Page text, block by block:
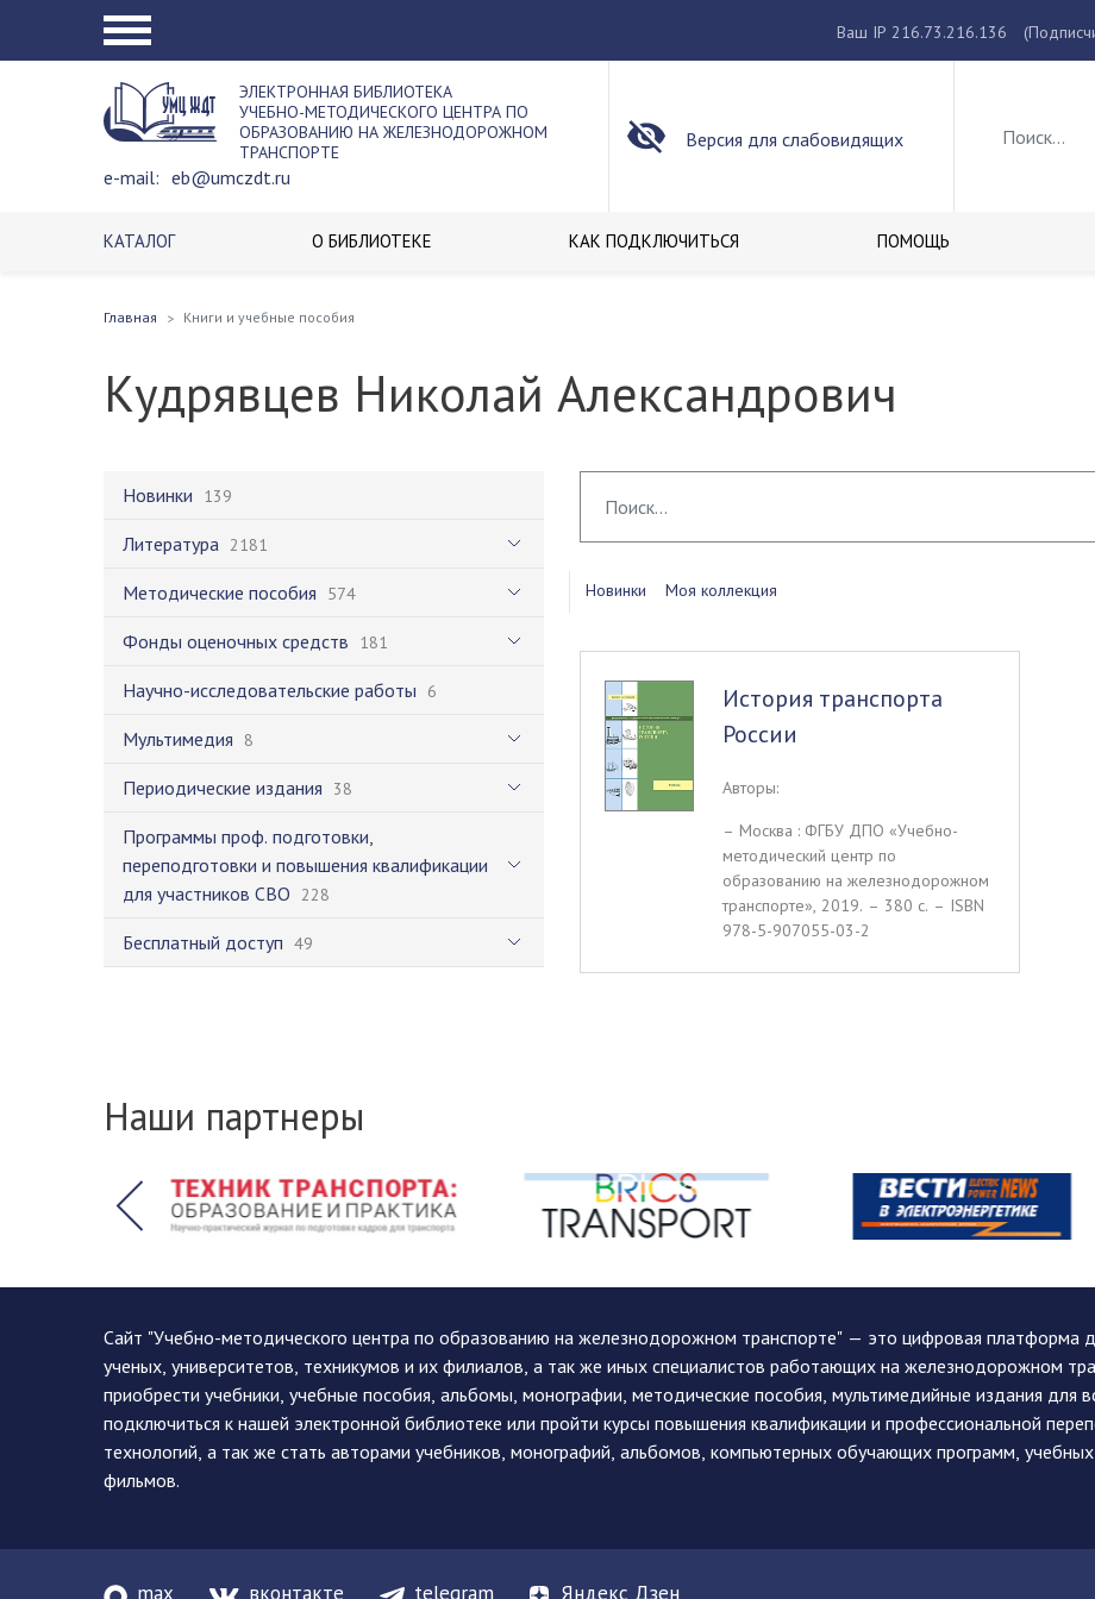
Ваш IP 216.73.216.136
ЭЛЕКТРОННАЯ БИБЛИОТЕКА
УЧЕБНО-МЕТОДИЧЕСКОГО ЦЕНТРА ПО
ОБРАЗОВАНИЮ НА ЖЕЛЕЗНОДОРОЖНОМ
ТРАНСПОРТЕ
e-mail: eb@umczdt.ru
Версия для слабовидящих
КАТАЛОГ О БИБЛИОТЕКЕ КАК ПОДКЛЮЧИТЬСЯ ПОМОЩЬ
Главная Книги и учебные пособия
Кудрявцев Николай Александрович
Новинки 139
Литература 2181
Методические пособия 574
Фонды оценочных средств 181
Научно-исследовательские работы 6
Мультимедия 8
Периодические издания 38
Программы проф. подготовки,
переподготовки и повышения квалификации
для участников СВО 228
Бесплатный доступ 49
Новинки Моя коллекция
История транспорта
России
Авторы:
– Москва : ФГБУ ДПО «Учебно-
методический центр по
образованию на железнодорожном
транспорте», 2019. – 380 c. – ISBN
978-5-907055-03-2
Наши партнеры
Сайт "Учебно-методического центра по образованию на железнодорожном транспорте" — это цифровая платформа
ученых, университетов, техникумов и их филиалов, а так же иных специалистов работающих на железнодорожном
приобрести учебники, учебные пособия, альбомы, монографии, методические пособия, мультимедийные издания для
подключиться к нашей электронной библиотеке или пройти курсы повышения квалификации и профессиональной
технологий, а так же стать авторами учебников, монографий, альбомов, компьютерных обучающих программ,
фильмов.
max вконтакте telegram Яндекс Дзен